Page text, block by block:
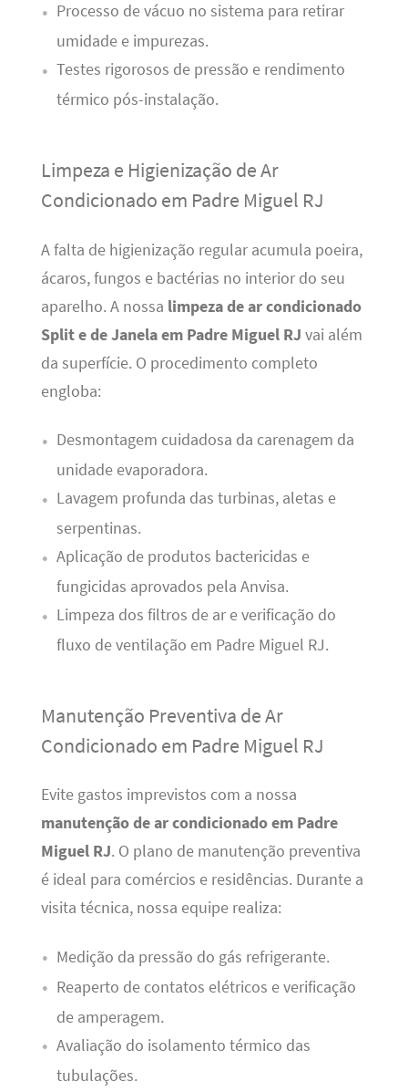
Processo de vácuo no sistema para retirar
umidade e impurezas.
Testes rigorosos de pressão e rendimento
térmico pós-instalação.
Limpeza e Higienização de Ar
Condicionado em Padre Miguel RJ
A falta de higienização regular acumula poeira,
ácaros, fungos e bactérias no interior do seu
aparelho. A nossa limpeza de ar condicionado
Split e de Janela em Padre Miguel RJ vai além
da superfície. O procedimento completo
engloba:
Desmontagem cuidadosa da carenagem da
unidade evaporadora.
Lavagem profunda das turbinas, aletas e
serpentinas.
Aplicação de produtos bactericidas e
fungicidas aprovados pela Anvisa.
Limpeza dos filtros de ar e verificação do
fluxo de ventilação em Padre Miguel RJ.
Manutenção Preventiva de Ar
Condicionado em Padre Miguel RJ
Evite gastos imprevistos com a nossa
manutenção de ar condicionado em Padre
Miguel RJ. O plano de manutenção preventiva
é ideal para comércios e residências. Durante a
visita técnica, nossa equipe realiza:
Medição da pressão do gás refrigerante.
Reaperto de contatos elétricos e verificação
de amperagem.
Avaliação do isolamento térmico das
tubulações.